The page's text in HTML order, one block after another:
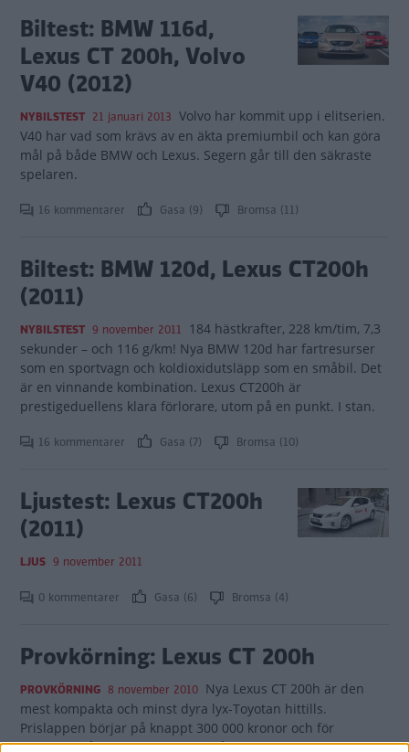
Biltest: BMW 116d,
Lexus CT 200h, Volvo
V40 (2012)
NYBILSTEST 21 januari 2013 Volvo har kommit upp i elitserien.
V40 har vad som krävs av en äkta premiumbil och kan göra
mål på både BMW och Lexus. Segern går till den säkraste
spelaren.
16 kommentarer Gasa (9) Bromsa (11)
Biltest: BMW 120d, Lexus CT200h
(2011)
NYBILSTEST 9 november 2011 184 hästkrafter, 228 km/tim, 7,3
sekunder – och 116 g/km! Nya BMW 120d har fartresurser
som en sportvagn och koldioxidutsläpp som en småbil. Det
är en vinnande kombination. Lexus CT200h är
prestigeduellens klara förlorare, utom på en punkt. I stan.
16 kommentarer Gasa (7) Bromsa (10)
Ljustest: Lexus CT200h
(2011)
LJUS 9 november 2011
0 kommentarer Gasa (6) Bromsa (4)
Provkörning: Lexus CT 200h
PROVKÖRNING 8 november 2010 Nya Lexus CT 200h är den
mest kompakta och minst dyra lyx-Toyotan hittills.
Prislappen börjar på knappt 300 000 kronor och för
pengarna får man en 4,3 meter lång halvkombi med samma